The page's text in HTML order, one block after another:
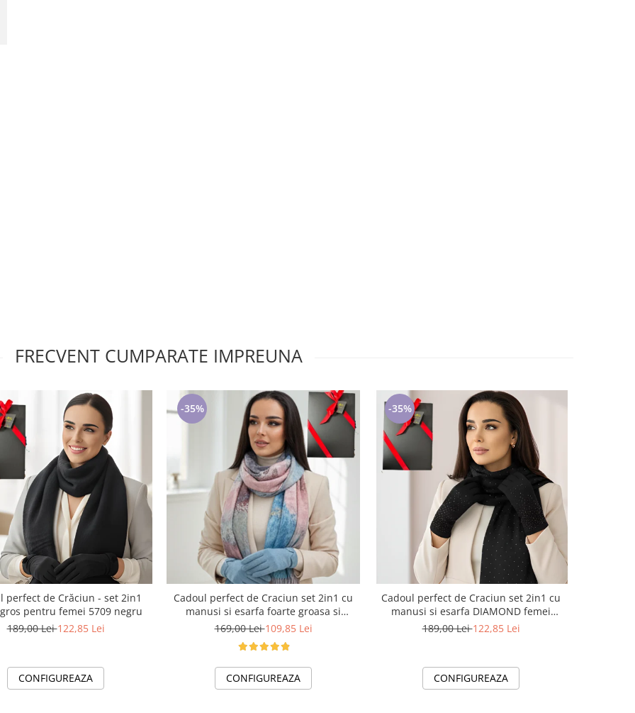
FRECVENT CUMPARATE IMPREUNA
perfect de Crăciun - set 2in1
foarte gros pentru femei 5709 negru
189,00 Lei122,85 Lei
CONFIGUREAZA
-35%
Cadoul perfect de Craciun set 2in1 cu
manusi si esarfa foarte groasa si
calduroasa 2523.07.06
169,00 Lei109,85 Lei
CONFIGUREAZA
-35%
Cadoul perfect de Craciun set 2in1 cu
manusi si esarfa DIAMOND femei
D50314 negru
189,00 Lei122,85 Lei
CONFIGUREAZA